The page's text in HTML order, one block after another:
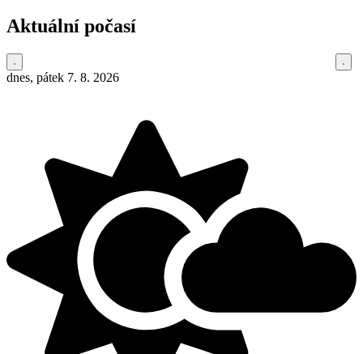
Aktuální počasí
dnes, pátek 7. 8. 2026